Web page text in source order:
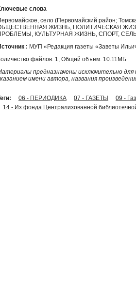
слова
село (Первомайский район;
ЖИЗНЬ, ПОЛИТИЧЕСКАЯ
КУЛЬТУРНАЯ ЖИЗНЬ, СПОРТ,
: МУП «Редакция газеты «Заветы
файлов: 1; Общий объем: 10.11МБ
предназначены исключительно для
имени автора, названия
06 - ПЕРИОДИКА 07 - ГАЗЕТЫ
09 -
14 - Из фонда Централизованной